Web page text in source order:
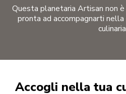
Questa planetaria Artisan non
pronta ad accompagnarti
Accogli nella tua